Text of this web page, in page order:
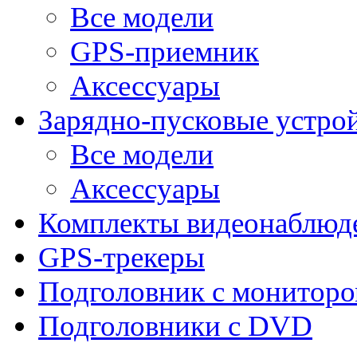
Все модели
GPS-приемник
Аксессуары
Зарядно-пусковые
Все модели
Аксессуары
Комплекты
GPS-трекеры
Подголовник с
Подголовники с DVD